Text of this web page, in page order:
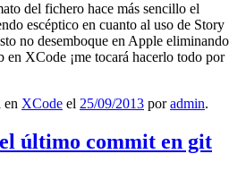
del fichero hace más sencillo el
escéptico en cuanto al uso de Story
no desemboque en Apple eliminando
en XCode ¡me tocará hacerlo todo por
en XCode el 25/09/2013 poradmin.
último commit en git